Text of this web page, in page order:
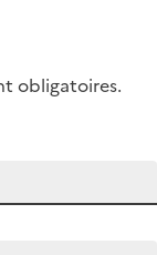
obligatoires.